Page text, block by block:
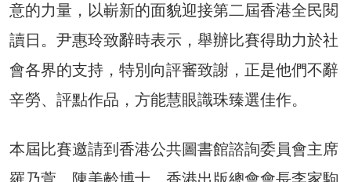
意的力量，以嶄新的面貌迎接第二屆香港全民閱
讀日。尹惠玲致辭時表示，舉辦比賽得助力於社
會各界的支持，特別向評審致謝，正是他們不辭
辛勞、評點作品，方能慧眼識珠臻選佳作。
本屆比賽邀請到香港公共圖書館諮詢委員會主席